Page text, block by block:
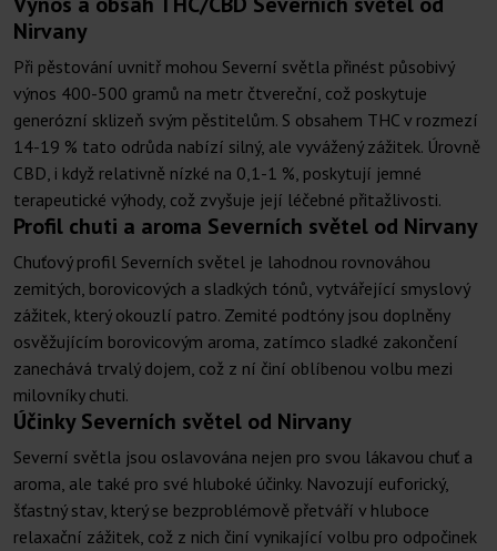
Nirvany
Při pěstování uvnitř mohou Severní světla přinést působivý
výnos 400-500 gramů na metr čtvereční, což poskytuje
generózní sklizeň svým pěstitelům. S obsahem THC v rozmezí
14-19 % tato odrůda nabízí silný, ale vyvážený zážitek. Úrovně
CBD, i když relativně nízké na 0,1-1 %, poskytují jemné
terapeutické výhody, což zvyšuje její léčebné přitažlivosti.
Profil chuti a aroma Severních světel od Nirvany
Chuťový profil Severních světel je lahodnou rovnováhou
zemitých, borovicových a sladkých tónů, vytvářející smyslový
zážitek, který okouzlí patro. Zemité podtóny jsou doplněny
osvěžujícím borovicovým aroma, zatímco sladké zakončení
zanechává trvalý dojem, což z ní činí oblíbenou volbu mezi
milovníky chuti.
Účinky Severních světel od Nirvany
Severní světla jsou oslavována nejen pro svou lákavou chuť a
aroma, ale také pro své hluboké účinky. Navozují euforický,
šťastný stav, který se bezproblémově přetváří v hluboce
relaxační zážitek, což z nich činí vynikající volbu pro odpočinek